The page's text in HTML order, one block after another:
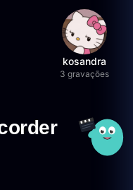
kosandra
3 gravações